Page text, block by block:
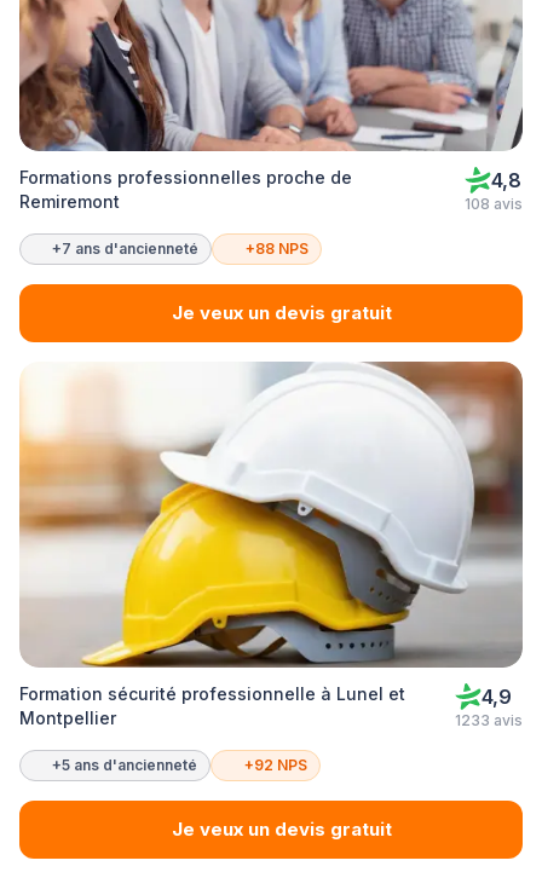
Formations professionnelles proche de
Remiremont
4,8
108 avis
+7 ans d'ancienneté +88 NPS
Je veux un devis gratuit
Formation sécurité professionnelle à Lunel et
Montpellier
4,9
1233 avis
+5 ans d'ancienneté +92 NPS
Je veux un devis gratuit